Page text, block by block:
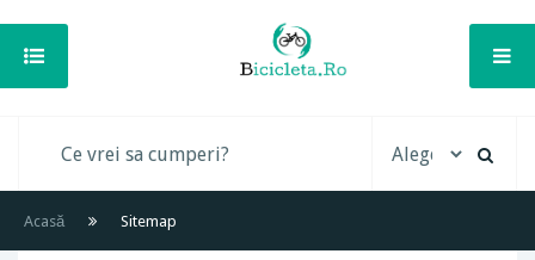
Acasă Sitemap